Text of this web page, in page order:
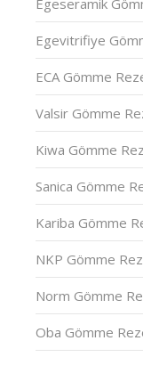
Egevitrifiye
ECA Gömme
Valsir Gömme
Kiwa Gömme
Sanica Gömme
Kariba Gömme
NKP Gömme
Norm Gömme
Oba Gömme